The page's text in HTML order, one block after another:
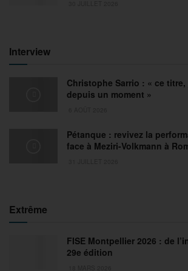
Interview
Christophe Sarrio : « ce titre,
depuis un moment »
Pétanque : revivez la
face à Meziri-Volkmann à
Extrême
FISE Montpellier 2026 : de
29e édition